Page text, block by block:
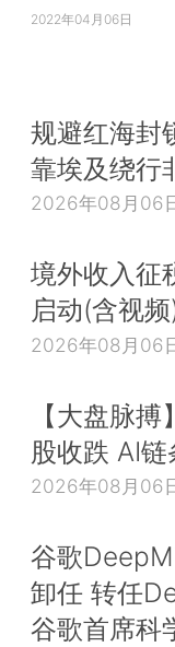
2022年04月06日
规避红海封
靠埃及绕行
2026年08月06
境外收入征
启动(含视频
2026年08月06
【大盘脉
股收跌 AI
2026年08月06
谷歌
卸任 转任
谷歌首席科